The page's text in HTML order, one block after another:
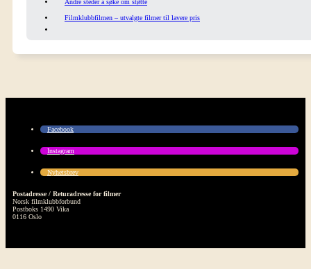
Andre steder å søke om støtte
Filmklubbfilmen – utvalgte filmer til lavere pris
Facebook
Instagram
Nyhetsbrev
Postadresse / Returadresse for filmer
Norsk filmklubbforbund
Postboks 1490 Vika
0116 Oslo